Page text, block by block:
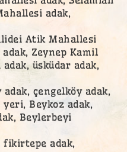
adak,
Atik Mahallesi
Zeynep Kamil
üsküdar adak,
adak, çengelköy adak,
yeri, Beykoz adak,
Beylerbeyi
fikirtepe adak,